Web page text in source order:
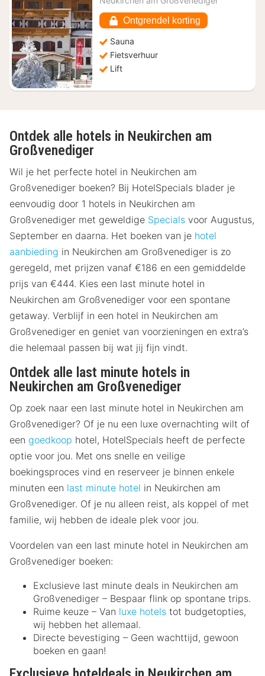
138,60
Ontgrendel korting
Sauna
Fietsverhuur
Lift
Ontdek alle hotels in Neukirchen am
Großvenediger
Wil je het perfecte hotel in Neukirchen am
Großvenediger boeken? Bij HotelSpecials blader je
eenvoudig door 1 hotels in Neukirchen am
Großvenediger met geweldige Specials voor Augustus,
September en daarna. Het boeken van je hotel
aanbieding in Neukirchen am Großvenediger is zo
geregeld, met prijzen vanaf €186 en een gemiddelde
prijs van €444. Kies een last minute hotel in
Neukirchen am Großvenediger voor een spontane
getaway. Verblijf in een hotel in Neukirchen am
Großvenediger en geniet van voorzieningen en extra’s
die helemaal passen bij wat jij fijn vindt.
Ontdek alle last minute hotels in
Neukirchen am Großvenediger
Op zoek naar een last minute hotel in Neukirchen am
Großvenediger? Of je nu een luxe overnachting wilt of
een goedkoop hotel, HotelSpecials heeft de perfecte
optie voor jou. Met ons snelle en veilige
boekingsproces vind en reserveer je binnen enkele
minuten een last minute hotel in Neukirchen am
Großvenediger. Of je nu alleen reist, als koppel of met
familie, wij hebben de ideale plek voor jou.
Voordelen van een last minute hotel in Neukirchen am
Großvenediger boeken:
Exclusieve last minute deals in Neukirchen am
Großvenediger – Bespaar flink op spontane trips.
Ruime keuze – Van luxe hotels tot budgetopties,
wij hebben het allemaal.
Directe bevestiging – Geen wachttijd, gewoon
boeken en gaan!